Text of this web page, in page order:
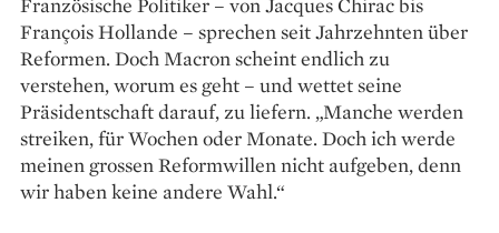
François ­Hollande – sprechen seit Jahrzehnten über
Reformen. Doch Macron scheint endlich zu
verstehen, worum es geht – und wettet seine
Präsidentschaft darauf, zu liefern. „Manche werden
streiken, für Wochen oder Monate. Doch ich werde
meinen grossen Reformwillen nicht aufgeben, denn
wir haben keine andere Wahl.“